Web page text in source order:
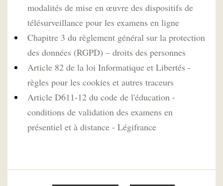
modalités de mise en œuvre des dispositifs de
télésurveillance pour les examens en ligne
Chapitre 3 du règlement général sur la protection
des données (RGPD) – droits des personnes
Article 82 de la loi Informatique et Libertés -
règles pour les cookies et autres traceurs
Article D611-12 du code de l'éducation -
conditions de validation des examens en
présentiel et à distance - Légifrance